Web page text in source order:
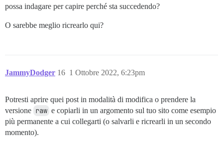
possa indagare per capire perché sta succedendo?
O sarebbe meglio ricrearlo qui?
JammyDodger 1 Ottobre 2022, 6:23pm
16
Potresti aprire quei post in modalità di modifica o prendere la
versione raw e copiarli in un argomento sul tuo sito come esempio
più permanente a cui collegarti (o salvarli e ricrearli in un secondo
momento).